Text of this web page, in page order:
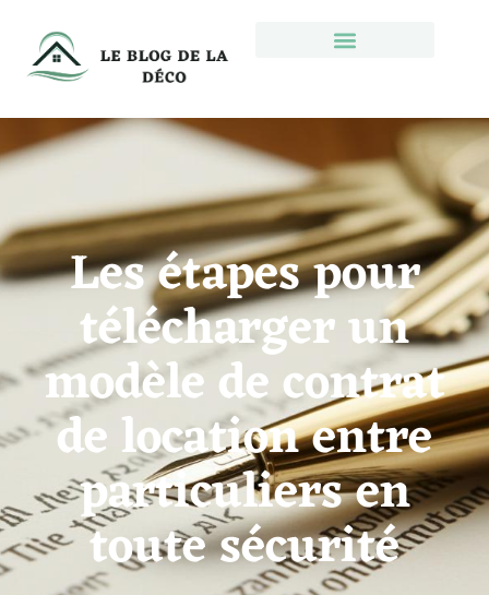
Les étapes pour
télécharger un
modèle de contrat
de location entre
particuliers en
toute sécurité